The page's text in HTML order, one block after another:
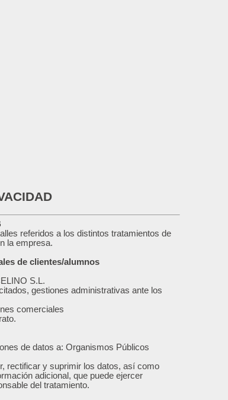
referidos a los distintos tratamientos de
la empresa.
de clientes/alumnos
S.L.
gestiones administrativas ante los
comerciales
de datos a: Organismos Públicos
rectificar y suprimir los datos, así como
adicional, que puede ejercer
del tratamiento.